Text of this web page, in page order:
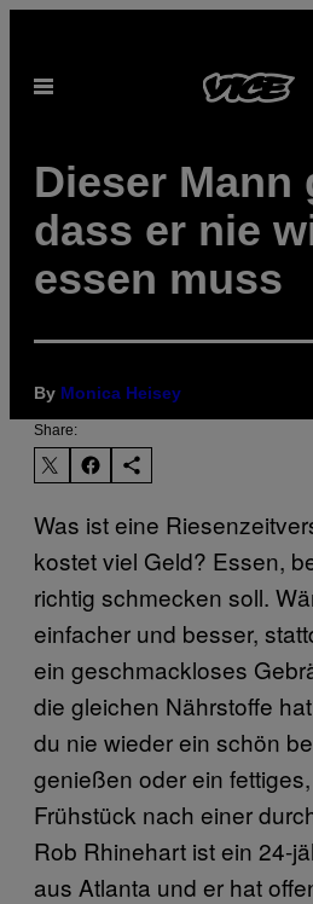
content
Open
Dieser Mann
dass er nie
essen muss
By Monica Heisey
Share:
Was ist eine
kostet viel Geld? Essen,
richtig schmecken soll.
einfacher und besser,
ein geschmackloses
die gleichen Nährstoffe
du nie wieder ein schön
genießen oder ein
Frühstück nach einer
Rob Rhinehart ist ein 24-
aus Atlanta und er hat